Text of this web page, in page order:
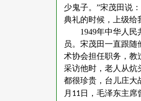
少鬼子。”宋茂田说
典礼的时候，上级
1949年中华人民
员。宋茂田一直跟
术协会担任职务，教
采访他时，老人从炕
都很珍贵，台儿庄大
月 11日，毛泽东主